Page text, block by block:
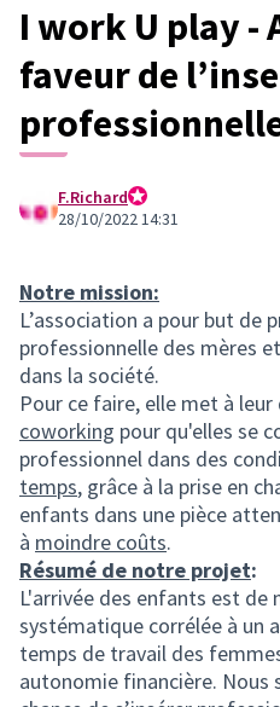
I work U play -
faveur de
F.Richard
Octree - Lucien
28/10/2022 14:31
Notre mission:
L’association a pour but de
professionnelle des mères
dans la société.
Pour ce faire, elle met à
coworking pour qu'elles se
professionnel dans des
temps, grâce à la prise en
enfants dans une pièce
à moindre coûts.
Résumé de notre projet:
L'arrivée des enfants est de
systématique corrélée à un
temps de travail des
autonomie financière. Nous